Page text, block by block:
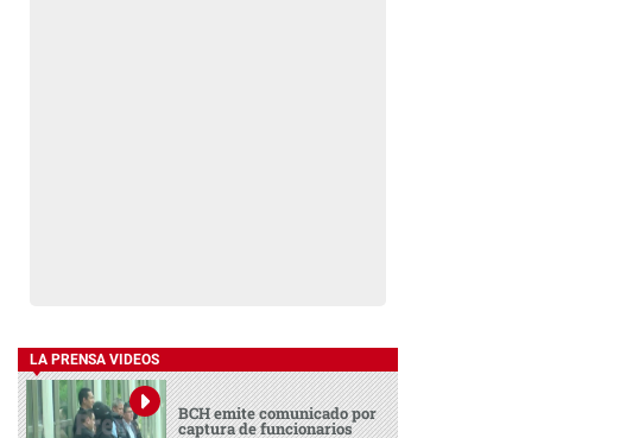
LA PRENSA VIDEOS
BCH emite comunicado por
captura de funcionarios